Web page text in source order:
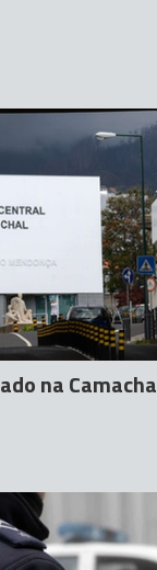
na Camacha